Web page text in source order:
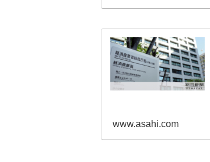
www.asahi.com